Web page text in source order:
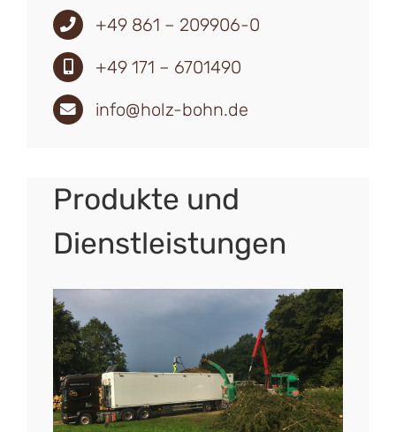
+49 861 – 209906-0
+49 171 – 6701490
info@holz-bohn.de
Produkte und
Dienstleistungen